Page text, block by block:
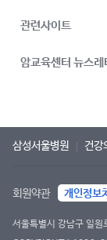
관련사이트
암교육센터 뉴스레
삼성서울병원 건강
회원약관 개인정보
서울특별시 강남구 일